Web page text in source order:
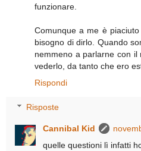
funzionare.
Comunque a me è
bisogno di dirlo. Quando
nemmeno a parlarne con
vederlo, da tanto che ero
Rispondi
Risposte
Cannibal Kid
quelle questioni lì infatti